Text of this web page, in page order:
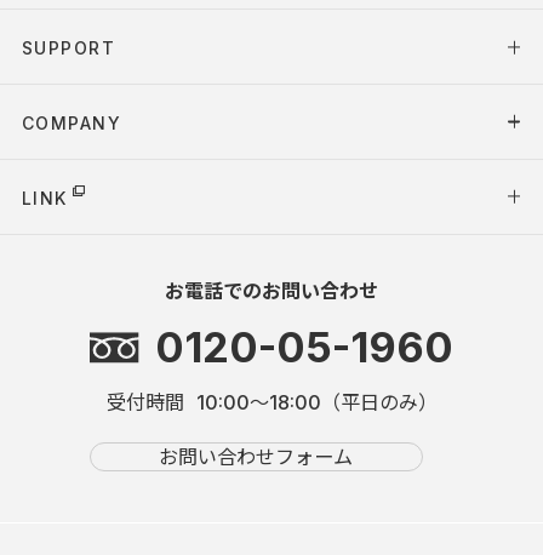
SUPPORT
COMPANY
LINK
お電話でのお問い合わせ
0120-05-1960
受付時間 10:00～18:00（平日のみ）
お問い合わせフォーム